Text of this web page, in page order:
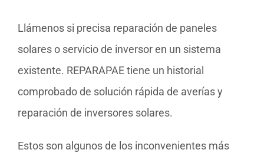
Llámenos si precisa reparación de paneles
solares o servicio de inversor en un sistema
existente. REPARAPAE tiene un historial
comprobado de solución rápida de averías y
reparación de inversores solares.
Estos son algunos de los inconvenientes más